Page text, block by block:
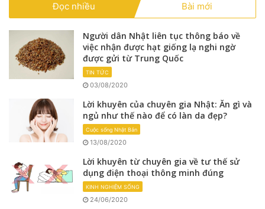
Đọc nhiều Bài mới
Người dân Nhật liên tục thông báo về
việc nhận được hạt giống lạ nghi ngờ
được gửi từ Trung Quốc
TIN TỨC
03/08/2020
Lời khuyên của chuyên gia Nhật: Ăn gì và
ngủ như thế nào để có làn da đẹp?
Cuộc sống Nhật Bản
13/08/2020
Lời khuyên từ chuyên gia về tư thế sử
dụng điện thoại thông minh đúng
KINH NGHIỆM SỐNG
24/06/2020